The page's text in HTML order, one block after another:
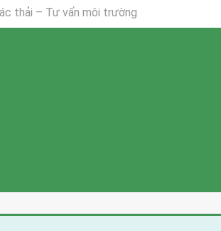
thải – Tư vấn môi trường